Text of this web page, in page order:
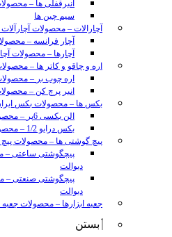
انبرقفلی ها –
سیم چین ها
آچارالات – محصولات آچارآلات
آچار فرانسه –
آچارها – محصولات
اره و چاقو و کاتر ها –
اره چوب بر –
انبر پرچ کن –
بکس ها – محصولات بکس
الن بکسی 6پر
– محصولات
بکس درایو 1/2
– محصولات
پیچ گوشتی ها – محصولات پیچ
پیچگوشتی ساعتی –
دیوالت
پیچگوشتی صنعتی –
دیوالت
جعبه ابزارها – محصولات جعبه
بستن